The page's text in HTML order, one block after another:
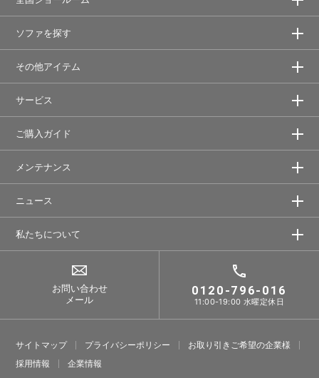
ソファを探す
その他アイテム
サービス
ご購入ガイド
メンテナンス
ニュース
私たちについて
お問い合わせ
メール
0120-796-016
11:00-19:00 水曜定休日
サイトマップ プライバシーポリシー
お取り引きご希望の企業様
採⽤情報
企業情報